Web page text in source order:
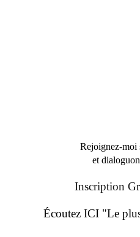
Rejoignez-moi
et
Inscription
Écoutez ICI "Le